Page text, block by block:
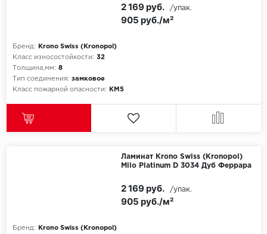
Forbo Allura Click
Jinan PDM
KDF
Бренд:
Krono Swiss (Kronopol)
Класс износостойкости: 32
Толщина,мм: 8
Тип соединения: замковое
Класс пожарной опасности:
КМ5
905 руб./м²
2 169 руб. /упак.
Ламинат Krono Swiss (Kronopol)
Milo Platinum D 3034 Дуб Феррара
Бренд:
Krono Swiss (Kronopol)
905 руб./м²
2 169 руб. /упак.